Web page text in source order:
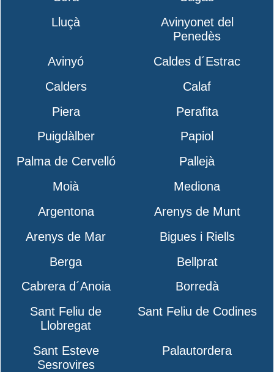
Lluçà
Avinyonet del
Penedès
Avinyó
Caldes d´Estrac
Calders
Calaf
Piera
Perafita
Puigdàlber
Papiol
Palma de Cervelló
Pallejà
Moià
Mediona
Argentona
Arenys de Munt
Arenys de Mar
Bigues i Riells
Berga
Bellprat
Cabrera d´Anoia
Borredà
Sant Feliu de
Llobregat
Sant Feliu de Codines
Sant Esteve
Sesrovires
Palautordera